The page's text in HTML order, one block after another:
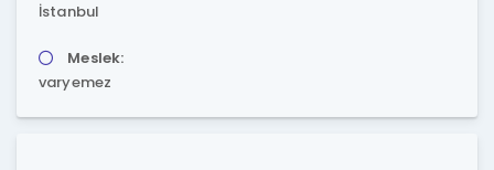
İstanbul
Meslek:
varyemez